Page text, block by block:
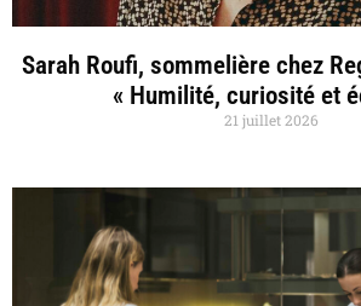
Sarah Roufi, sommelière chez
« Humilité, curiosité et
21 juillet 2026